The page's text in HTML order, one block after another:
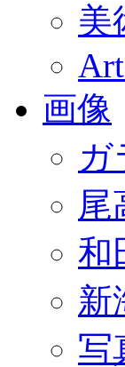
美
画像
ガ
尾
和
新
写